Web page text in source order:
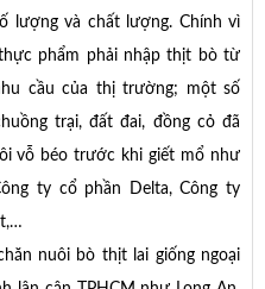
lượng và chất lượng. Chính vì
phẩm phải nhập thịt bò từ
cầu của thị trường; một số
trại, đất đai, đồng cỏ đã
vỗ béo trước khi giết mổ như
ty cổ phần Delta, Công ty
nuôi bò thịt lai giống ngoại